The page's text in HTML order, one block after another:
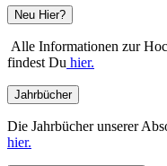
Neu Hier?
Alle Informationen zur
findest Du hier.
Jahrbücher
Die Jahrbücher unserer
hier.